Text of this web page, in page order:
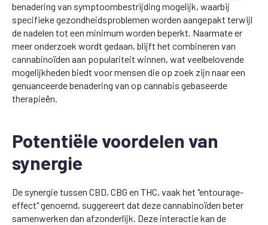
benadering van symptoombestrijding mogelijk, waarbij
specifieke gezondheidsproblemen worden aangepakt terwijl
de nadelen tot een minimum worden beperkt. Naarmate er
meer onderzoek wordt gedaan, blijft het combineren van
cannabinoïden aan populariteit winnen, wat veelbelovende
mogelijkheden biedt voor mensen die op zoek zijn naar een
genuanceerde benadering van op cannabis gebaseerde
therapieën.
Potentiële voordelen van
synergie
De synergie tussen CBD, CBG en THC, vaak het "entourage-
effect" genoemd, suggereert dat deze cannabinoïden beter
samenwerken dan afzonderlijk. Deze interactie kan de